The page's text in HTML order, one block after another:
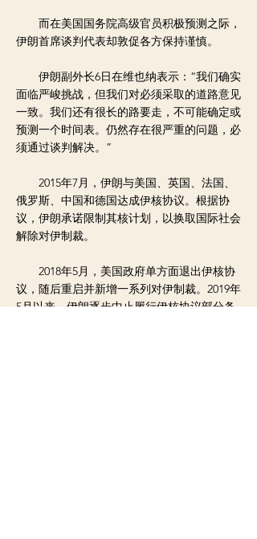
而在美国国务院高级官员积极预测之际，
伊朗首席谈判代表却敦促各方保持谨慎。
伊朗副外长6日在维也纳表示：“我们确实
面临严峻挑战，但我们对必须采取的道路意见
一致。我们还有很长的路要走，不可能确定或
预测一个时间表。仍然存在很严重的问题，必
须通过谈判解决。”
2015年7月，伊朗与美国、英国、法国、
俄罗斯、中国和德国达成伊核协议。根据协
议，伊朗承诺限制其核计划，以换取国际社会
解除对伊制裁。
2018年5月，美国政府单方面退出伊核协
议，随后重启并新增一系列对伊制裁。2019年
5月以来，伊朗逐步中止履行伊核协议部分条